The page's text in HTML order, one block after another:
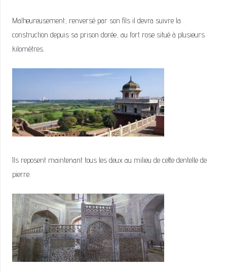
Malheureusement, renversé par son fils il devra suivre la
construction depuis sa prison dorée, au fort rose situé à plusieurs
kilomètres.
Ils reposent maintenant tous les deux au milieu de cette dentelle de
pierre.